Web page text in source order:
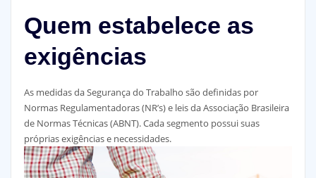
Quem estabelece as
exigências
As medidas da Segurança do Trabalho são definidas por
Normas Regulamentadoras (NR’s) e leis da Associação Brasileira
de Normas Técnicas (ABNT). Cada segmento possui suas
próprias exigências e necessidades.